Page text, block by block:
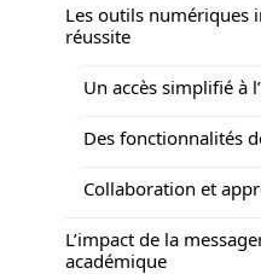
Les outils numériques
réussite
Un accès simplifié à
Des fonctionnalités
Collaboration et
L’impact de la
académique